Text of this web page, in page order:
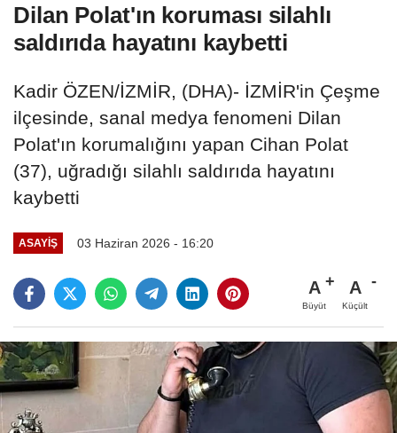
Dilan Polat'ın koruması silahlı
saldırıda hayatını kaybetti
Kadir ÖZEN/İZMİR, (DHA)- İZMİR'in Çeşme
ilçesinde, sanal medya fenomeni Dilan
Polat'ın korumalığını yapan Cihan Polat
(37), uğradığı silahlı saldırıda hayatını
kaybetti
ASAYIŞ 03 Haziran 2026 - 16:20
A
Büyüt
A
Küçült